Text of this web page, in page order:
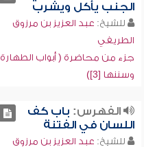
الجنب يأكل ويشرب
للشيخ: عبد العزيز بن مرزوق
الطريفي
جزء من محاضرة ( أبواب الطهارة
وسننها [3])
الفهرس: باب كف
اللسان في الفتنة
للشيخ: عبد العزيز بن مرزوق